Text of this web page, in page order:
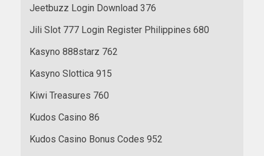
Jeetbuzz Login Download 376
Jili Slot 777 Login Register Philippines 680
Kasyno 888starz 762
Kasyno Slottica 915
Kiwi Treasures 760
Kudos Casino 86
Kudos Casino Bonus Codes 952